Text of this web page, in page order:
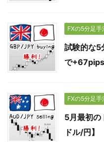
FXの5分足手
試験的な5
で+67pips
FXの5分足手
5月最初
ドル/円】